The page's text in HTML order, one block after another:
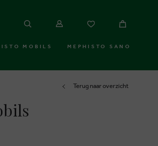
MOBILS MEPHISTO SANO
Terug naar overzicht